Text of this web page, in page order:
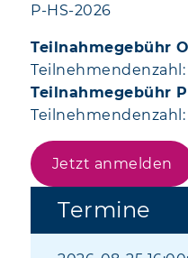
P-HS-2026
Teilnahmegebühr
Teilnehmendenzahl:
Teilnahmegebühr
Teilnehmendenzahl:
Jetzt anmelden
Termine